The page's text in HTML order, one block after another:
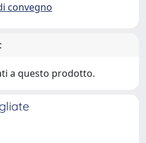
convegno
a questo prodotto.